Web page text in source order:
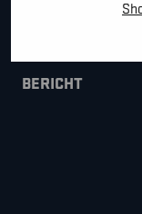
BERICHT